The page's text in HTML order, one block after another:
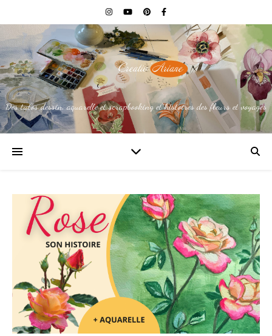
Des tutos dessin, aquarelle et scrapbooking et histoires des fleurs et voyages